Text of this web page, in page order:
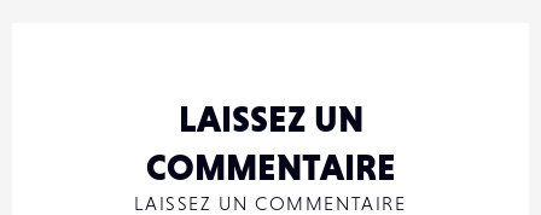
LAISSEZ UN
COMMENTAIRE
LAISSEZ UN COMMENTAIRE